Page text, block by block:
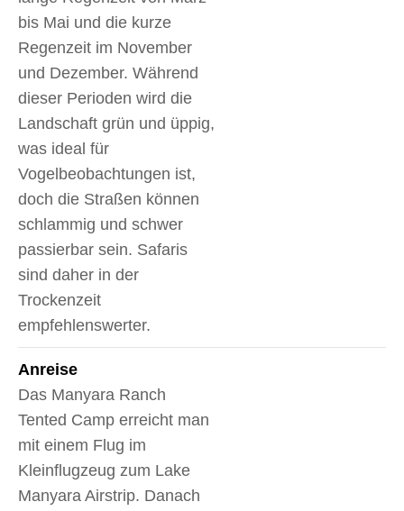
bis Mai und die kurze
Regenzeit im November
und Dezember. Während
dieser Perioden wird die
Landschaft grün und üppig,
was ideal für
Vogelbeobachtungen ist,
doch die Straßen können
schlammig und schwer
passierbar sein. Safaris
sind daher in der
Trockenzeit
empfehlenswerter.
Anreise
Das Manyara Ranch
Tented Camp erreicht man
mit einem Flug im
Kleinflugzeug zum Lake
Manyara Airstrip. Danach